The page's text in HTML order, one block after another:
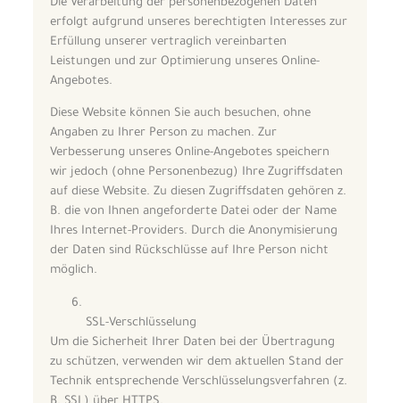
Die Verarbeitung der personenbezogenen Daten
erfolgt aufgrund unseres berechtigten Interesses zur
Erfüllung unserer vertraglich vereinbarten
Leistungen und zur Optimierung unseres Online-
Angebotes.
Diese Website können Sie auch besuchen, ohne
Angaben zu Ihrer Person zu machen. Zur
Verbesserung unseres Online-Angebotes speichern
wir jedoch (ohne Personenbezug) Ihre Zugriffsdaten
auf diese Website. Zu diesen Zugriffsdaten gehören z.
B. die von Ihnen angeforderte Datei oder der Name
Ihres Internet-Providers. Durch die Anonymisierung
der Daten sind Rückschlüsse auf Ihre Person nicht
möglich.
SSL-Verschlüsselung
Um die Sicherheit Ihrer Daten bei der Übertragung
zu schützen, verwenden wir dem aktuellen Stand der
Technik entsprechende Verschlüsselungsverfahren (z.